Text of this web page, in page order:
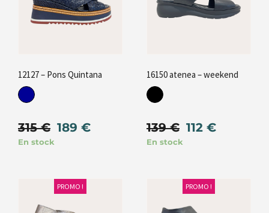
12127 – Pons Quintana
315€ 189 €
En stock
16150 atenea – weekend
139€ 112 €
En stock
PROMO ! PROMO !